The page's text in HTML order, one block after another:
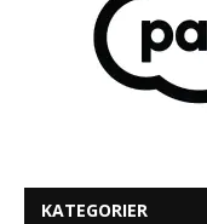
KATEGORIER